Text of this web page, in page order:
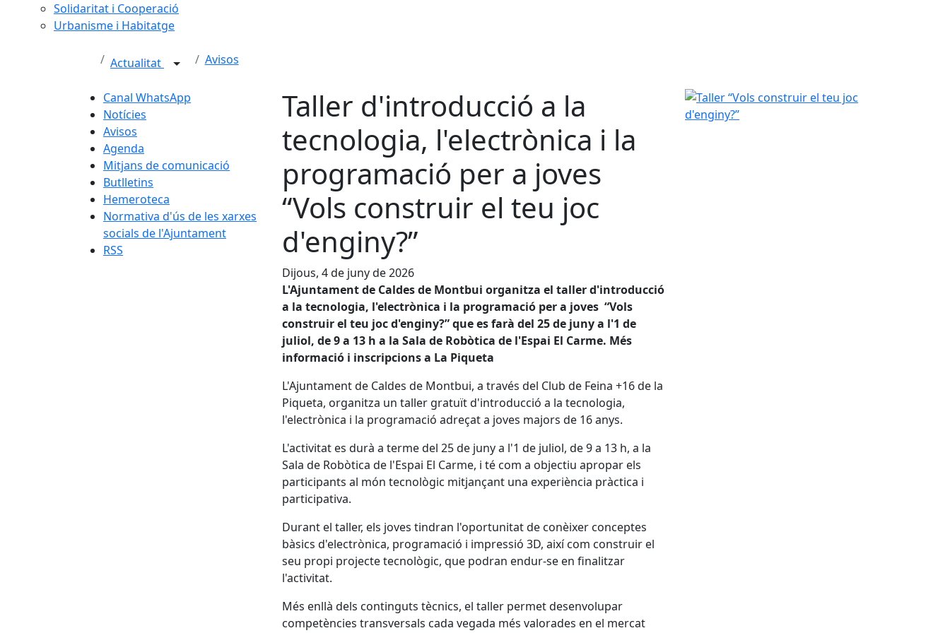
Solidaritat i Cooperació
Urbanisme i Habitatge
Actualitat Avisos
Canal WhatsApp
Notícies
Avisos
Agenda
Mitjans de comunicació
Butlletins
Hemeroteca
Normativa d'ús de les xarxes
socials de l'Ajuntament
RSS
Taller d'introducció a la
tecnologia, l'electrònica i la
programació per a joves
“Vols construir el teu joc
d'enginy?”
Dijous, 4 de juny de 2026
L'Ajuntament de Caldes de Montbui organitza el taller d'introducció
a la tecnologia, l'electrònica i la programació per a joves “Vols
construir el teu joc d'enginy?” que es farà del 25 de juny a l'1 de
juliol, de 9 a 13 h a la Sala de Robòtica de l'Espai El Carme. Més
informació i inscripcions a La Piqueta
L'Ajuntament de Caldes de Montbui, a través del Club de Feina +16 de la
Piqueta, organitza un taller gratuït d'introducció a la tecnologia,
l'electrònica i la programació adreçat a joves majors de 16 anys.
L'activitat es durà a terme del 25 de juny a l'1 de juliol, de 9 a 13 h, a la
Sala de Robòtica de l'Espai El Carme, i té com a objectiu apropar els
participants al món tecnològic mitjançant una experiència pràctica i
participativa.
Durant el taller, els joves tindran l'oportunitat de conèixer conceptes
bàsics d'electrònica, programació i impressió 3D, així com construir el
seu propi projecte tecnològic, que podran endur-se en finalitzar
l'activitat.
Més enllà dels continguts tècnics, el taller permet desenvolupar
competències transversals cada vegada més valorades en el mercat
Taller “Vols construir el teu joc d'enginy?”